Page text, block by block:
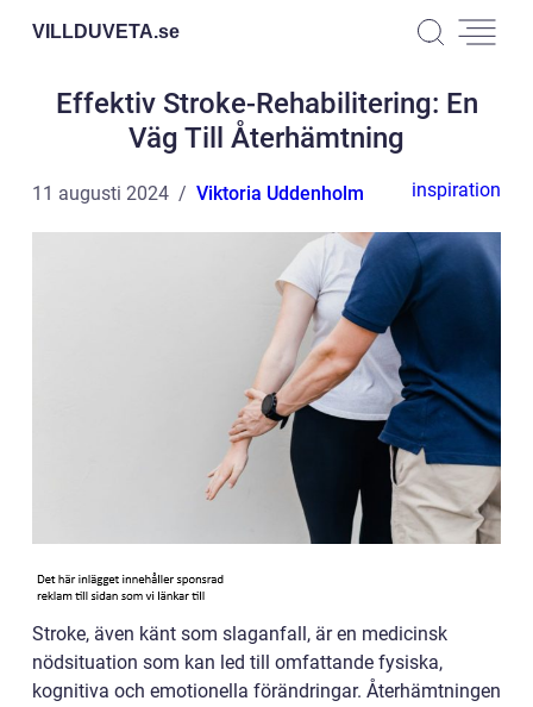
VILLDUVETA.se
Effektiv Stroke-Rehabilitering: En
Väg Till Återhämtning
11 augusti 2024 Viktoria Uddenholm inspiration
Stroke, även känt som slaganfall, är en medicinsk
nödsituation som kan led till omfattande fysiska,
kognitiva och emotionella förändringar. Återhämtningen